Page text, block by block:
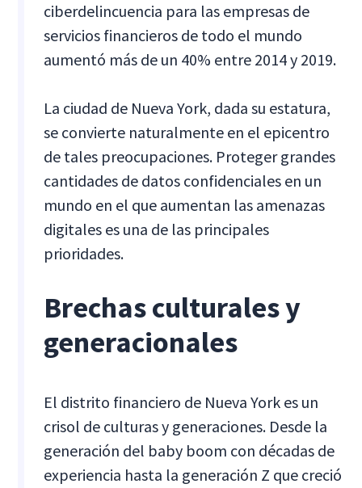
ciberdelincuencia para las empresas de
servicios financieros de todo el mundo
aumentó más de un 40% entre 2014 y 2019.
La ciudad de Nueva York, dada su estatura,
se convierte naturalmente en el epicentro
de tales preocupaciones. Proteger grandes
cantidades de datos confidenciales en un
mundo en el que aumentan las amenazas
digitales es una de las principales
prioridades.
Brechas culturales y
generacionales
El distrito financiero de Nueva York es un
crisol de culturas y generaciones. Desde la
generación del baby boom con décadas de
experiencia hasta la generación Z que creció